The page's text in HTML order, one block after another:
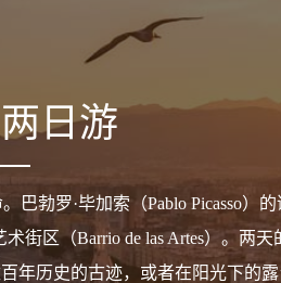
日游
巴勃罗·毕加索（Pablo Picasso）
街区（Barrio de las Artes）。两天
年历史的古迹，或者在阳光下的